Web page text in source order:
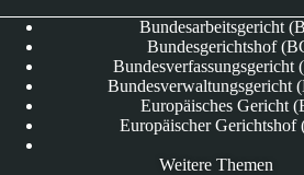
Bundesarbeitsgericht
Bundesgerichtshof
Bundesverfassungsgericht
Bundesverwaltungsgericht
Europäisches Gericht
Europäischer Gerichtshof
Weitere Themen